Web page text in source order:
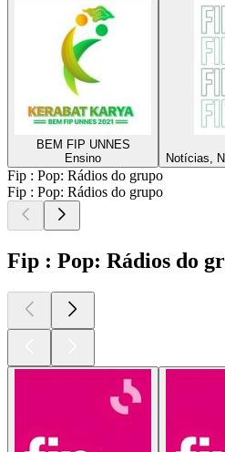
BEM FIP UNNES
Ensino
Notícias,
Fip : Pop: Rádios do grupo
Fip : Pop: Rádios do grupo
Fip : Pop: Rádios do